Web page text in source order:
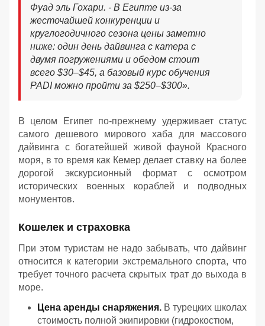
Фуад эль Гохари. - В Египте из-за
жесточайшей конкуренции и
круглогодичного сезона цены заметно
ниже: один день дайвинга с катера с
двумя погружениями и обедом стоит
всего $30–$45, а базовый курс обучения
PADI можно пройти за $250–$300».
В целом Египет по-прежнему удерживает статус
самого дешевого мирового хаба для массового
дайвинга с богатейшей живой фауной Красного
моря, в то время как Кемер делает ставку на более
дорогой экскурсионный формат с осмотром
исторических военных кораблей и подводных
монументов.
Кошелек и страховка
При этом туристам не надо забывать, что дайвинг
относится к категории экстремального спорта, что
требует точного расчета скрытых трат до выхода в
море.
Цена аренды снаряжения. В турецких школах
стоимость полной экипировки (гидрокостюм,